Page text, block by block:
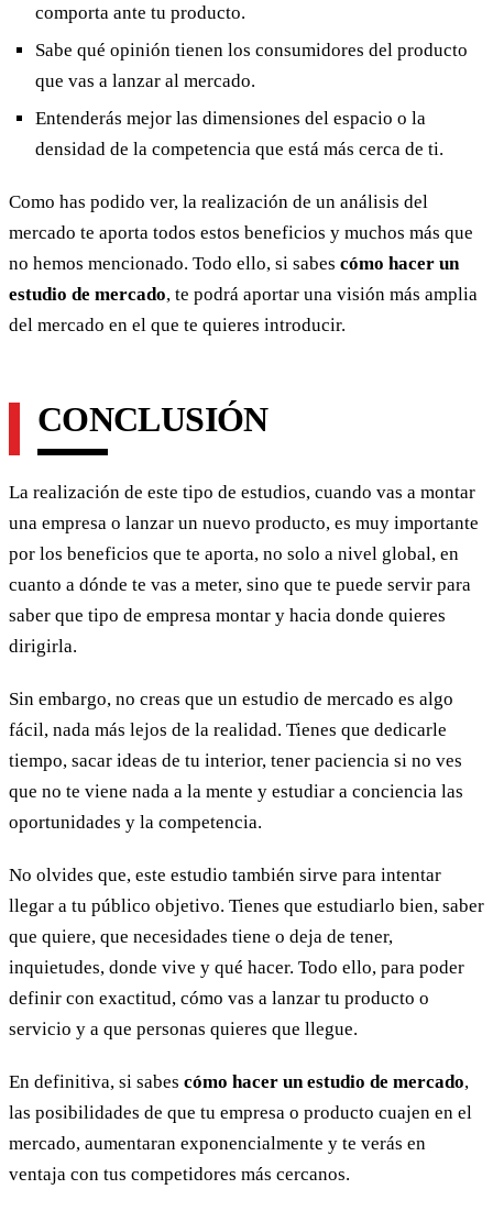
comporta ante tu producto.
Sabe qué opinión tienen los consumidores del producto
que vas a lanzar al mercado.
Entenderás mejor las dimensiones del espacio o la
densidad de la competencia que está más cerca de ti.
Como has podido ver, la realización de un análisis del
mercado te aporta todos estos beneficios y muchos más que
no hemos mencionado. Todo ello, si sabes cómo hacer un
estudio de mercado, te podrá aportar una visión más amplia
del mercado en el que te quieres introducir.
CONCLUSIÓN
La realización de este tipo de estudios, cuando vas a montar
una empresa o lanzar un nuevo producto, es muy importante
por los beneficios que te aporta, no solo a nivel global, en
cuanto a dónde te vas a meter, sino que te puede servir para
saber que tipo de empresa montar y hacia donde quieres
dirigirla.
Sin embargo, no creas que un estudio de mercado es algo
fácil, nada más lejos de la realidad. Tienes que dedicarle
tiempo, sacar ideas de tu interior, tener paciencia si no ves
que no te viene nada a la mente y estudiar a conciencia las
oportunidades y la competencia.
No olvides que, este estudio también sirve para intentar
llegar a tu público objetivo. Tienes que estudiarlo bien, saber
que quiere, que necesidades tiene o deja de tener,
inquietudes, donde vive y qué hacer. Todo ello, para poder
definir con exactitud, cómo vas a lanzar tu producto o
servicio y a que personas quieres que llegue.
En definitiva, si sabes cómo hacer un estudio de mercado,
las posibilidades de que tu empresa o producto cuajen en el
mercado, aumentaran exponencialmente y te verás en
ventaja con tus competidores más cercanos.